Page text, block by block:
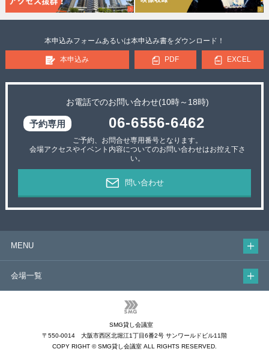
本申込みフォームあるいは本申込み書をダウンロード！
本申込み PDF EXCEL
お電話でのお問い合わせ(10時～18時)
06-6556-6462
ご予約、お問合せ専用番号となります。
会場アクセスやイベント内容についてのお問い合わせはお控え下さ
い。
問い合わせ
MENU
会場一覧
SMG貸し会議室
〒550-0014 大阪市西区北堀江1丁目6番2号 サンワールドビル11階
COPY RIGHT © SMG貸し会議室 ALL RIGHTS RESERVED.